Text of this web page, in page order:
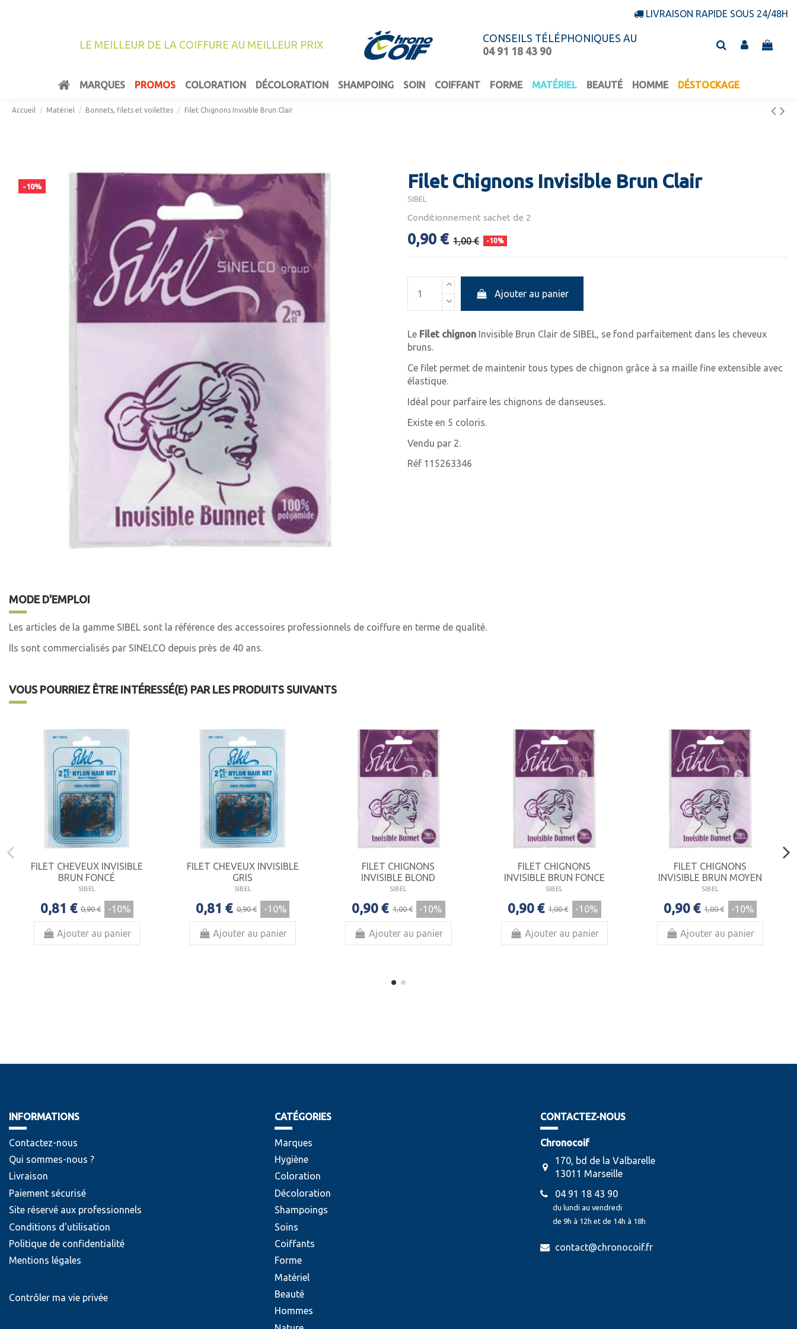
LIVRAISON RAPIDE SOUS 24/48H
LE MEILLEUR DE LA COIFFURE AU MEILLEUR PRIX
CONSEILS TÉLÉPHONIQUES AU
04 91 18 43 90
MARQUES PROMOS COLORATION DÉCOLORATION SHAMPOING SOIN COIFFANT FORME MATÉRIEL BEAUTÉ HOMME DÉSTOCKAGE
Accueil Matériel Bonnets, filets et voilettes Filet Chignons Invisible Brun Clair
-10% Filet Chignons Invisible Brun Clair
SIBEL
Conditionnement sachet de 2
0,90 € 1,00 € -10%
Ajouter au panier
Le Filet chignon Invisible Brun Clair de SIBEL, se fond parfaitement dans les cheveux
bruns.
Ce filet permet de maintenir tous types de chignon grâce à sa maille fine extensible avec
élastique.
Idéal pour parfaire les chignons de danseuses.
Existe en 5 coloris.
Vendu par 2.
Réf 115263346
MODE D'EMPLOI
Les articles de la gamme SIBEL sont la référence des accessoires professionnels de coiffure en terme de qualité.
Ils sont commercialisés par SINELCO depuis près de 40 ans.
VOUS POURRIEZ ÊTRE INTÉRESSÉ(E) PAR LES PRODUITS SUIVANTS
FILET CHEVEUX INVISIBLE
BRUN FONCÉ
SIBEL
0,81 € 0,90 € -10%
Ajouter au panier
FILET CHEVEUX INVISIBLE
GRIS
SIBEL
0,81 € 0,90 € -10%
Ajouter au panier
FILET CHIGNONS
INVISIBLE BLOND
SIBEL
0,90 € 1,00 € -10%
Ajouter au panier
FILET CHIGNONS
INVISIBLE BRUN FONCE
SIBEL
0,90 € 1,00 € -10%
Ajouter au panier
FILET CHIGNONS
INVISIBLE BRUN MOYEN
SIBEL
0,90 € 1,00 € -10%
Ajouter au panier
INFORMATIONS
Contactez-nous
Qui sommes-nous ?
Livraison
Paiement sécurisé
Site réservé aux professionnels
Conditions d'utilisation
Politique de confidentialité
Mentions légales
Contrôler ma vie privée
CATÉGORIES
Marques
Hygiène
Coloration
Décoloration
Shampoings
Soins
Coiffants
Forme
Matériel
Beauté
Hommes
CONTACTEZ-NOUS
Chronocoif
170, bd de la Valbarelle
13011 Marseille
04 91 18 43 90
du lundi au vendredi
de 9h à 12h et de 14h à 18h
contact@chronocoif.fr